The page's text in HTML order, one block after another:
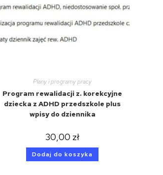
Plany i programy pracy
Program rewalidacji z. korekcyjne
dziecka z ADHD przedszkole plus
wpisy do dziennika
30,00 zł
Dodaj do koszyka